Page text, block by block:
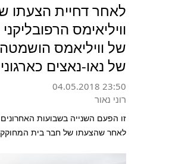
לאחר דחיית הצעתו
וויליאימס
של וויליאמס
של נאו-נאצים
04.05.2018 23:50
רוני נאור
זו הפעם השנייה בשבועות
לאחר שהצעתו של חבר בית